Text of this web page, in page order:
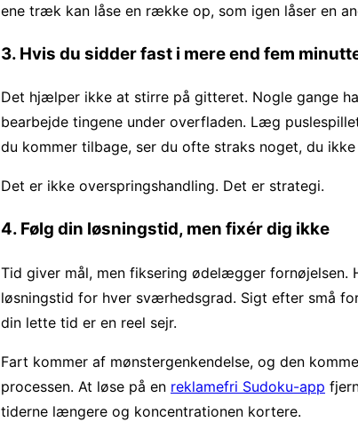
ene træk kan låse en række op, som igen låser en
3. Hvis du sidder fast i mere end fem
Det hjælper ikke at stirre på gitteret. Nogle gange
bearbejde tingene under overfladen. Læg
du kommer tilbage, ser du ofte straks noget, du ikke
Det er ikke overspringshandling. Det er strategi.
4. Følg din løsningstid, men fixér dig ikke
Tid giver mål, men fiksering ødelægger fornøjelsen.
løsningstid for hver sværhedsgrad. Sigt efter små
din lette tid er en reel sejr.
Fart kommer af mønstergenkendelse, og den
processen. At løse på en reklamefri Sudoku-app
tiderne længere og koncentrationen kortere.